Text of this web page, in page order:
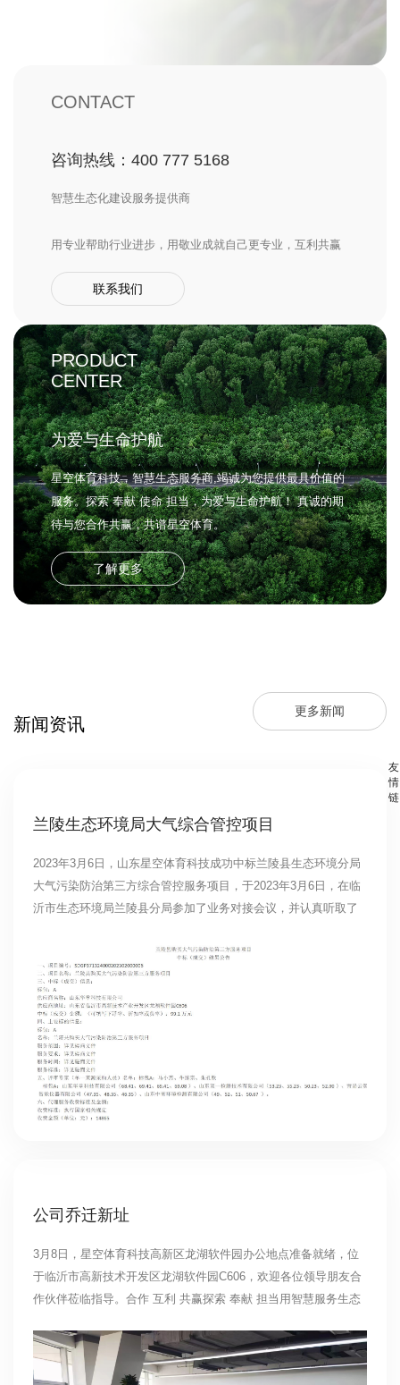
CONTACT
咨询热线：400 777 5168
智慧生态化建设服务提供商
用专业帮助行业进步，用敬业成就自己更专业，互利共赢
联系我们
PRODUCT
CENTER
为爱与生命护航
星空体育科技，智慧生态服务商,竭诚为您提供最具价值的
服务。探索 奉献 使命 担当，为爱与生命护航！ 真诚的期
待与您合作共赢，共谱星空体育。
了解更多
新闻资讯
更多新闻
兰陵生态环境局大气综合管控项目
2023年3月6日，山东星空体育科技成功中标兰陵县生态环境分局
大气污染防治第三方综合管控服务项目，于2023年3月6日，在临
沂市生态环境局兰陵县分局参加了业务对接会议，并认真听取了
点工作、工作方向、工作目标提出了工作要求，我公司于次日派
出专家服务团队入驻兰陵县
公司乔迁新址
3月8日，星空体育科技高新区龙湖软件园办公地点准备就绪，位
于临沂市高新技术开发区龙湖软件园C606，欢迎各位领导朋友合
作伙伴莅临指导。合作 互利 共赢探索 奉献 担当用智慧服务生态
友
情
链